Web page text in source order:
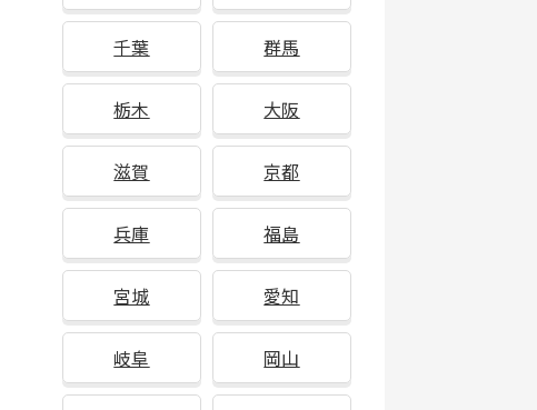
千葉 群馬
栃木 大阪
滋賀 京都
兵庫 福島
宮城 愛知
岐阜 岡山